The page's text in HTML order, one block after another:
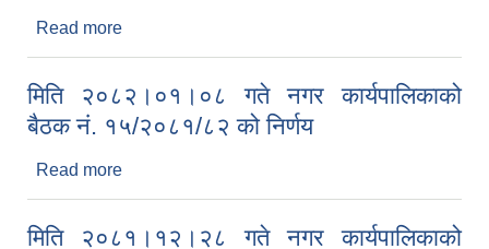
Read more
मिति २०८२।०१।०८ गते नगर कार्यपालिकाको
बैठक नं. १५/२०८१/८२ को निर्णय
Read more
मिति २०८१।१२।२८ गते नगर कार्यपालिकाको